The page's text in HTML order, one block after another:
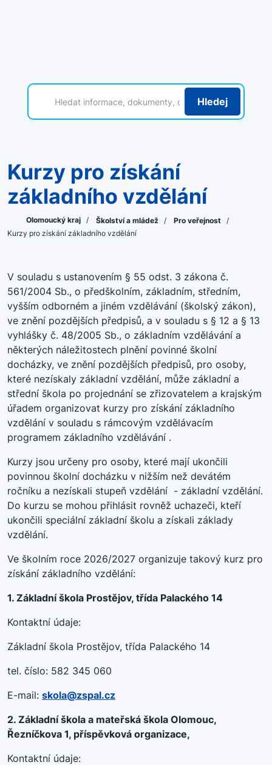
Hledej
Kurzy pro získání
základního vzdělání
Olomoucký kraj / Školství a mládež / Pro veřejnost /
Kurzy pro získání základního vzdělání
V souladu s ustanovením § 55 odst. 3 zákona č.
561/2004 Sb., o předškolním, základním, středním,
vyšším odborném a jiném vzdělávání (školský zákon),
ve znění pozdějších předpisů, a v souladu s § 12 a § 13
vyhlášky č. 48/2005 Sb., o základním vzdělávání a
některých náležitostech plnění povinné školní
docházky, ve znění pozdějších předpisů, pro osoby,
které nezískaly základní vzdělání, může základní a
střední škola po projednání se zřizovatelem a krajským
úřadem organizovat kurzy pro získání základního
vzdělání v souladu s rámcovým vzdělávacím
programem základního vzdělávání .
Kurzy jsou určeny pro osoby, které mají ukončili
povinnou školní docházku v nižším než devátém
ročníku a nezískali stupeň vzdělání - základní vzdělání.
Do kurzu se mohou přihlásit rovněž uchazeči, kteří
ukončili speciální základní školu a získali základy
vzdělání.
Ve školním roce 2026/2027 organizuje takový kurz pro
získání základního vzdělání:
1. Základní škola Prostějov, třída Palackého 14
Kontaktní údaje:
Základní škola Prostějov, třída Palackého 14
tel. číslo: 582 345 060
E-mail: skola@zspal.cz
2. Základní škola a mateřská škola Olomouc,
Řezníčkova 1, příspěvková organizace,
Kontaktní údaje: